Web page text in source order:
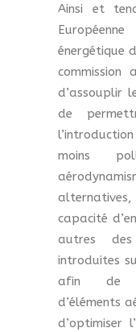
Ainsi et
énergétique
commission
d’assouplir
de
moins
capacité
autres
introduites
afin de
d’éléments
d’optimiser